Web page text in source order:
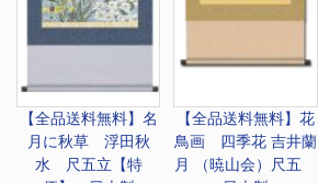
【全品送料無料】 名
月に秋草 浮田秋
水 尺五立【特
【全品送料無料】 花
鳥画 四季花 吉井蘭
月 （暁山会）尺五